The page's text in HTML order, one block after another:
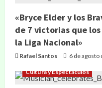
«Bryce Elder y los
de 7 victorias que
la Liga Nacional»
Rafael Santos 6 de agosto
Cultura y Espectáculos